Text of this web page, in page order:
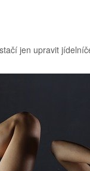
jen upravit